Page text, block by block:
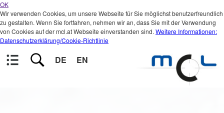
OK
Wir verwenden Cookies, um unsere Webseite für Sie möglichst benutzerfreundlich
zu gestalten. Wenn Sie fortfahren, nehmen wir an, dass Sie mit der Verwendung
von Cookies auf der mcl.at Webseite einverstanden sind. Weitere Informationen:
Datenschutzerklärung/Cookie-Richtlinie
DE EN